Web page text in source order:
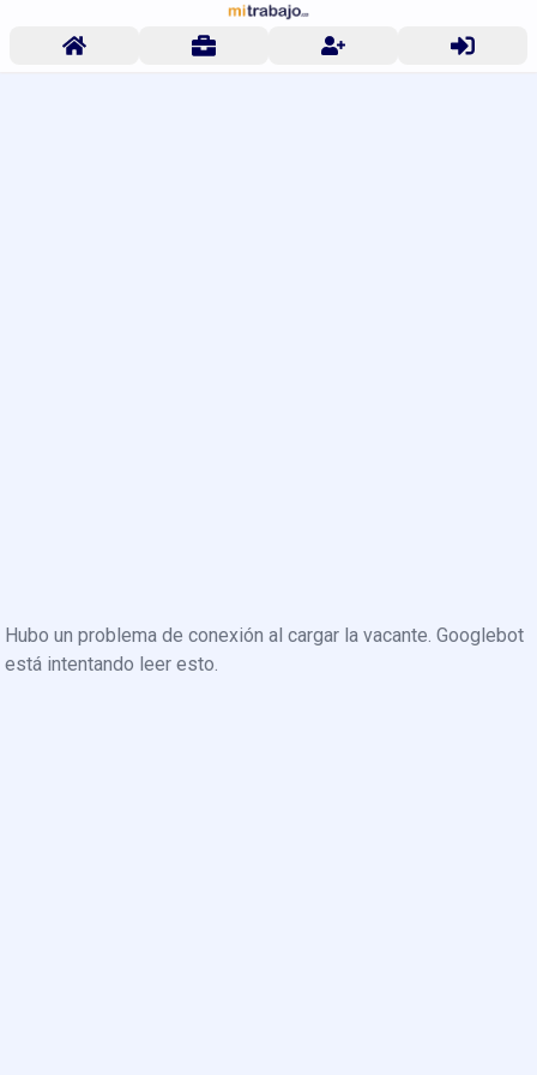
Hubo un problema de conexión al cargar la vacante. Googlebot
está intentando leer esto.